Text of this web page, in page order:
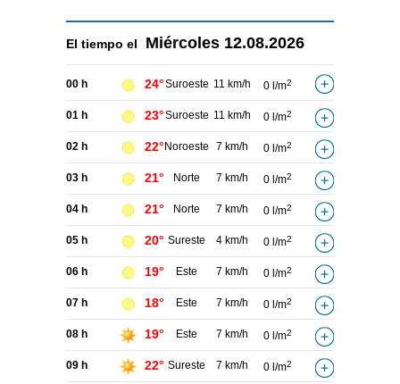
El tiempo el Miércoles 12.08.2026
00 h 24°Suroeste 11 km/h 0 l/m2
01 h 23°Suroeste 11 km/h 0 l/m2
02 h 22° Noroeste 7 km/h 0 l/m2
03 h 21° Norte 7 km/h 0 l/m2
04 h 21° Norte 7 km/h 0 l/m2
05 h 20° Sureste 4 km/h 0 l/m2
06 h 19° Este 7 km/h 0 l/m2
07 h 18° Este 7 km/h 0 l/m2
08 h 19° Este 7 km/h 0 l/m2
09 h 22° Sureste 7 km/h 0 l/m2